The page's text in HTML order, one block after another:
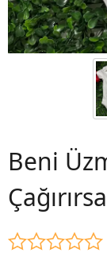
Beni